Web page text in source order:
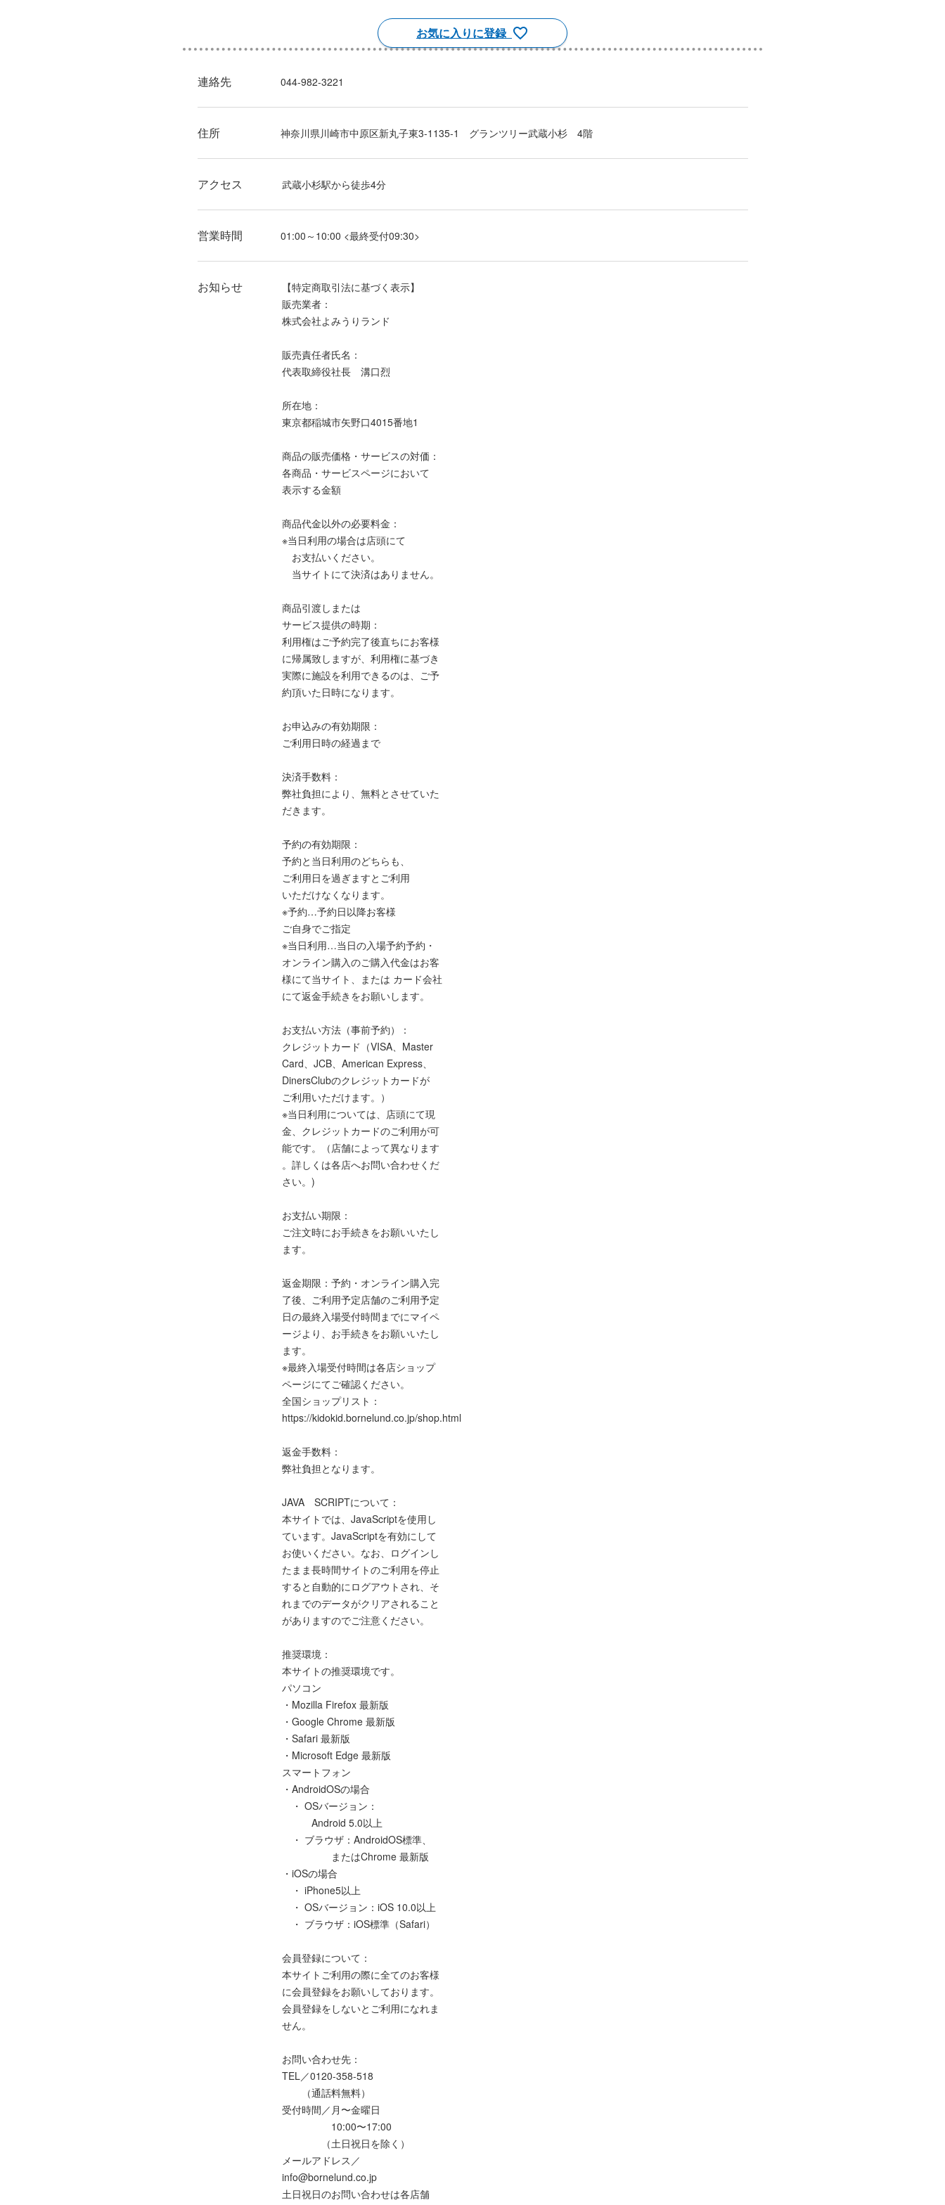
お気に入りに登録
連絡先 044-982-3221
住所 神奈川県川崎市中原区新丸子東3-1135-1 グランツリー武蔵小杉 4階
アクセス 武蔵小杉駅から徒歩4分
営業時間 01:00 ～ 10:00 <最終受付09:30>
お知らせ
【特定商取引法に基づく表示】
販売業者：
株式会社よみうりランド
販売責任者氏名：
代表取締役社長 溝口烈
所在地：
東京都稲城市矢野口4015番地1
商品の販売価格・サービスの対価：
各商品・サービスページにおいて
表示する金額
商品代金以外の必要料金：
※当日利用の場合は店頭にて
お支払いください。
当サイトにて決済はありません。
商品引渡しまたは
サービス提供の時期：
利用権はご予約完了後直ちにお客様
に帰属致しますが、利用権に基づき
実際に施設を利用できるのは、ご予
約頂いた日時になります。
お申込みの有効期限：
ご利用日時の経過まで
決済手数料：
弊社負担により、無料とさせていた
だきます。
予約の有効期限：
予約と当日利用のどちらも、
ご利用日を過ぎますとご利用
いただけなくなります。
※予約…予約日以降お客様
ご自身でご指定
※当日利用…当日の入場予約予約・
オンライン購入のご購入代金はお客
様にて当サイト、または カード会社
にて返金手続きをお願いします。
お支払い方法（事前予約）：
クレジットカード（VISA、Master
Card、JCB、American Express、
DinersClubのクレジットカードが
ご利用いただけます。）
※当日利用については、店頭にて現
金、クレジットカードのご利用が可
能です。（店舗によって異なります
。詳しくは各店へお問い合わせくだ
さい。)
お支払い期限：
ご注文時にお手続きをお願いいたし
ます。
返金期限：予約・オンライン購入完
了後、ご利用予定店舗のご利用予定
日の最終入場受付時間までにマイペ
ージより、お手続きをお願いいたし
ます。
※最終入場受付時間は各店ショップ
ページにてご確認ください。
全国ショップリスト：
https://kidokid.bornelund.co.jp/shop.html
返金手数料：
弊社負担となります。
JAVA SCRIPTについて：
本サイトでは、JavaScriptを使用し
ています。JavaScriptを有効にして
お使いください。なお、ログインし
たまま長時間サイトのご利用を停止
すると自動的にログアウトされ、そ
れまでのデータがクリアされること
がありますのでご注意ください。
推奨環境：
本サイトの推奨環境です。
パソコン
・Mozilla Firefox 最新版
・Google Chrome 最新版
・Safari 最新版
・Microsoft Edge 最新版
スマートフォン
・AndroidOSの場合
・ OSバージョン：
Android 5.0以上
・ ブラウザ：AndroidOS標準、
またはChrome 最新版
・iOSの場合
・ iPhone5以上
・ OSバージョン：iOS 10.0以上
・ ブラウザ：iOS標準（Safari）
会員登録について：
本サイトご利用の際に全てのお客様
に会員登録をお願いしております。
会員登録をしないとご利用になれま
せん。
お問い合わせ先：
TEL／0120-358-518
（通話料無料）
受付時間／月〜金曜日
10:00〜17:00
（土日祝日を除く）
メールアドレス／
info@bornelund.co.jp
土日祝日のお問い合わせは各店舗